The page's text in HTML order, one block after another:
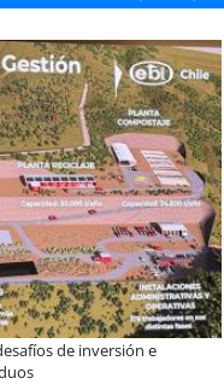
Súper Sano de